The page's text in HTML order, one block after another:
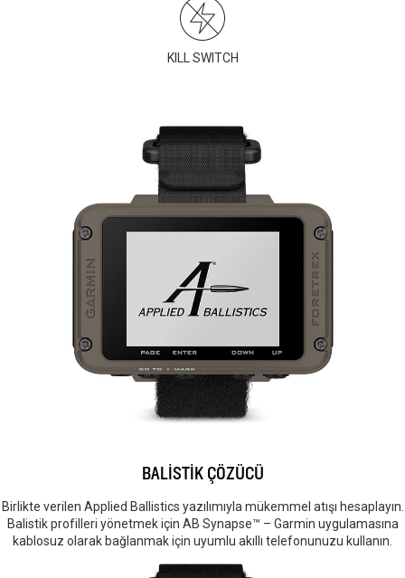
KILL SWITCH
BALİSTİK ÇÖZÜCÜ
Birlikte verilen Applied Ballistics yazılımıyla mükemmel atışı hesaplayın.
Balistik profilleri yönetmek için AB Synapse™ – Garmin uygulamasına
kablosuz olarak bağlanmak için uyumlu akıllı telefonunuzu kullanın.